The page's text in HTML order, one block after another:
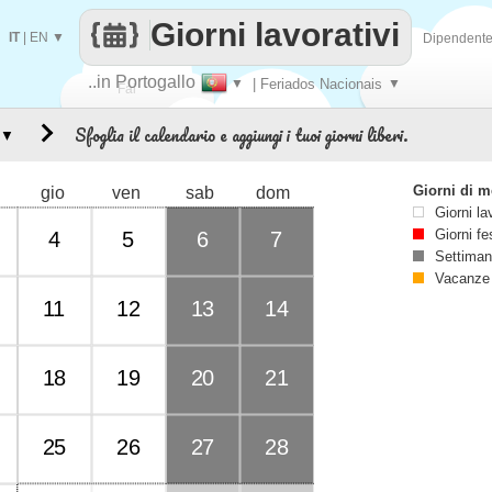
Fai
..in Portogallo ▼ | Feriados Nacionais ▼
Giorni lavorativi
IT| EN ▼
Sfoglia il calendario e aggiungi i tuoi giorni liberi.
gio ven sab dom
4 5 6 7
11 12 13 14
18 19 20 21
25 26 27 28
▼
Giorni di
Giorni
Giorni
Vacanze